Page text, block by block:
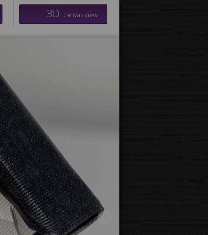
3D canvas view